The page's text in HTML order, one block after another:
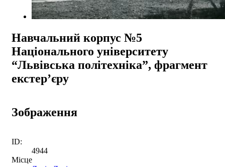
Навчальний корпус №5
Національного університету
“Львівська політехніка”, фрагмент
екстер’єру
Зображення
ID:
4944
Місце